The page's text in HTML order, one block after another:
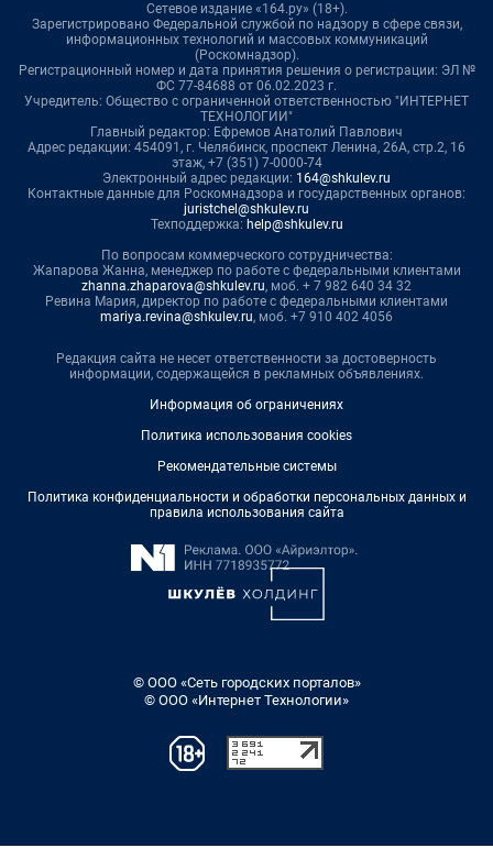
Сетевое издание «164.ру» (18+).
Зарегистрировано Федеральной службой по надзору в сфере связи,
информационных технологий и массовых коммуникаций
(Роскомнадзор).
Регистрационный номер и дата принятия решения о регистрации: ЭЛ №
ФС 77-84688 от 06.02.2023 г.
Учредитель: Общество с ограниченной ответственностью "ИНТЕРНЕТ
ТЕХНОЛОГИИ"
Главный редактор: Ефремов Анатолий Павлович
Адрес редакции: 454091, г. Челябинск, проспект Ленина, 26А, стр.2, 16
этаж, +7 (351) 7-0000-74
Электронный адрес редакции: 164@shkulev.ru
Контактные данные для Роскомнадзора и государственных органов:
juristchel@shkulev.ru
Техподдержка: help@shkulev.ru
По вопросам коммерческого сотрудничества:
Жапарова Жанна, менеджер по работе с федеральными клиентами
zhanna.zhaparova@shkulev.ru, моб. + 7 982 640 34 32
Ревина Мария, директор по работе с федеральными клиентами
mariya.revina@shkulev.ru, моб. +7 910 402 4056
Редакция сайта не несет ответственности за достоверность
информации, содержащейся в рекламных объявлениях.
Информация об ограничениях
Политика использования cookies
Рекомендательные системы
Политика конфиденциальности и обработки персональных данных и
правила использования сайта
© ООО «Сеть городских порталов»
© ООО «Интернет Технологии»